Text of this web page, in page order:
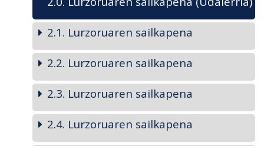
2.1. Lurzoruaren sailkapena
2.2. Lurzoruaren sailkapena
2.3. Lurzoruaren sailkapena
2.4. Lurzoruaren sailkapena